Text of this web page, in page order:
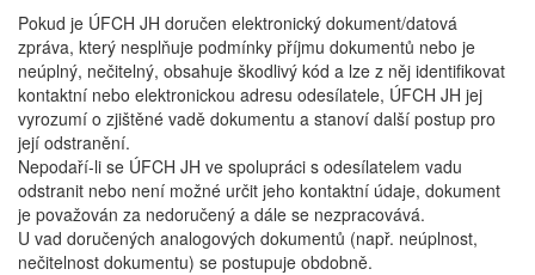
Pokud je ÚFCH JH doručen elektronický dokument/datová
zpráva, který nesplňuje podmínky příjmu dokumentů nebo je
neúplný, nečitelný, obsahuje škodlivý kód a lze z něj identifikovat
kontaktní nebo elektronickou adresu odesílatele, ÚFCH JH jej
vyrozumí o zjištěné vadě dokumentu a stanoví další postup pro
její odstranění.
Nepodaří-li se ÚFCH JH ve spolupráci s odesílatelem vadu
odstranit nebo není možné určit jeho kontaktní údaje, dokument
je považován za nedoručený a dále se nezpracovává.
U vad doručených analogových dokumentů (např. neúplnost,
nečitelnost dokumentu) se postupuje obdobně.